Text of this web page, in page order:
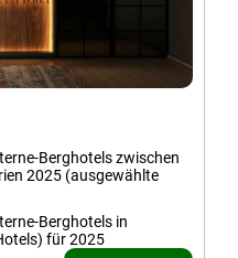
Berghotels zwischen
2025 (ausgewählte
Berghotels in
für 2025